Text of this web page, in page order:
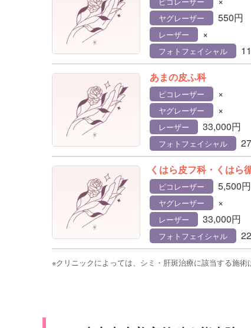
ヤグレーザー 550円
レーザー ×
フォトフェイシャル
あまの皮ふ科
ピコレーザー ×
ヤグレーザー ×
レーザー 33,000円
フォトフェイシャル
くはら皮フ科・くはら
ピコレーザー 5,500円
ヤグレーザー ×
レーザー 33,000円
フォトフェイシャル
※クリニックによっては、シミ・肝斑治療に該当する施術